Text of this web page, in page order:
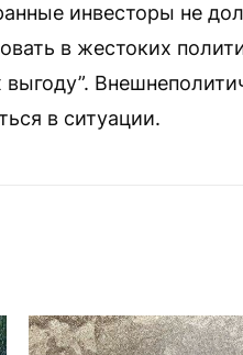
инвесторы не
в жестоких
в ситуации.